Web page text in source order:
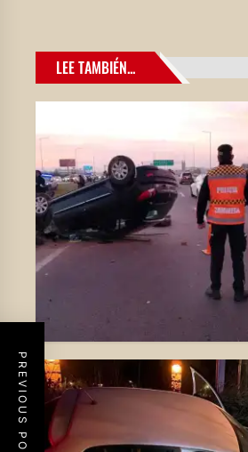
PREVIOUS POST
LEE TAMBIÉN...